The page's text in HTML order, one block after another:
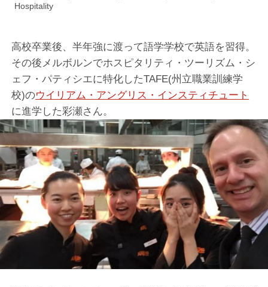
Hospitality
高校卒業後、半年強に渡って語学学校で英語を習得。
その後メルボルンでホスピタリティ・ツーリズム・シ
ェフ・パティシエに特化したTAFE(州立職業訓練学
校)のウイリアム・アングリス・インスティチュー­ト
に進学した彩瀬さん。